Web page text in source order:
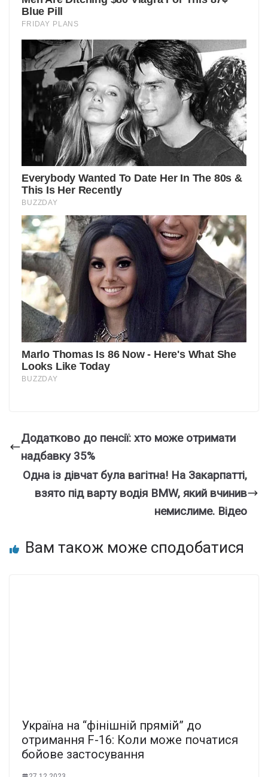
Додатково до пенсії: хто може отримати
надбавку 35%
Одна iз дiвчат бyла вaгітна! На Закаpпатті,
взято під ваpту водія BMW, який вчинив
немиcлиме. Вiдео
Вам також може сподобатися
Україна на “фінішній прямій” до
отримання F-16: Коли може початися
бойове застосування